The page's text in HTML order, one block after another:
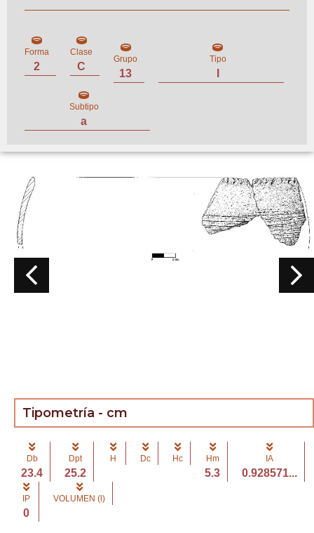
Forma
2
Clase
C
Grupo
13
Tipo
Subtipo
a
Tipometría - cm
Db
23.4
Dpt
25.2
H Dc Hc Hm
5.3
IA
0.928571...
IP
0
VOLUMEN (l)